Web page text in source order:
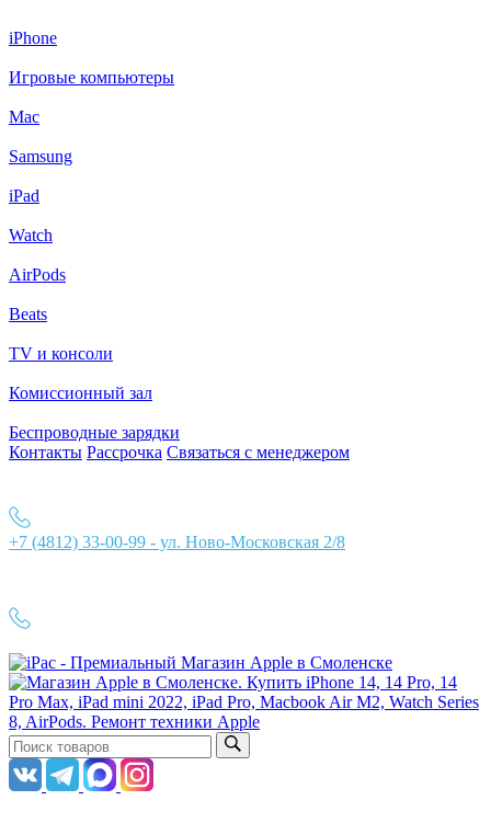
iPhone
Игровые компьютеры
Mac
Samsung
iPad
Watch
AirPods
Beats
TV и консоли
Комиссионный зал
Беспроводные зарядки
Контакты Рассрочка Связаться с менеджером
+7 (4812) 33-00-99 - ул. Ново-Московская 2/8